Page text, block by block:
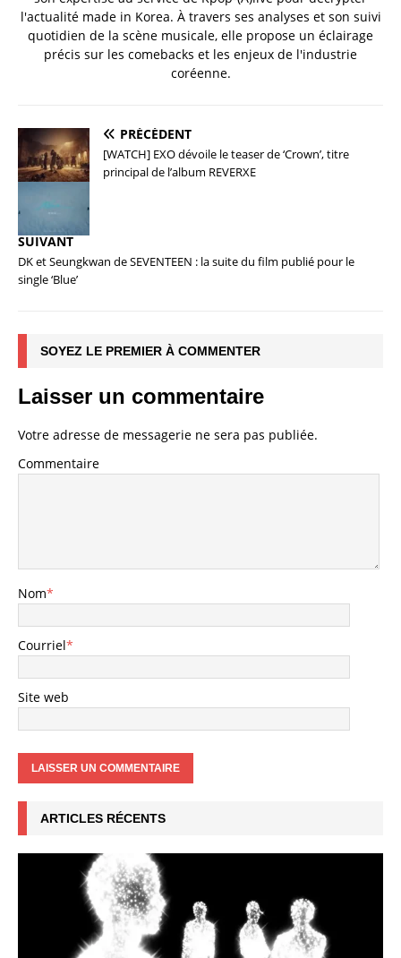
l'actualité made in Korea. À travers ses analyses et son suivi
quotidien de la scène musicale, elle propose un éclairage
précis sur les comebacks et les enjeux de l'industrie
coréenne.
PRÉCÉDENT
[WATCH] EXO dévoile le teaser de ‘Crown’, titre
principal de l’album REVERXE
SUIVANT
DK et Seungkwan de SEVENTEEN : la suite du film publié pour le
single ‘Blue’
SOYEZ LE PREMIER À COMMENTER
Laisser un commentaire
Votre adresse de messagerie ne sera pas publiée.
Commentaire
Nom*
Courriel*
Site web
ARTICLES RÉCENTS